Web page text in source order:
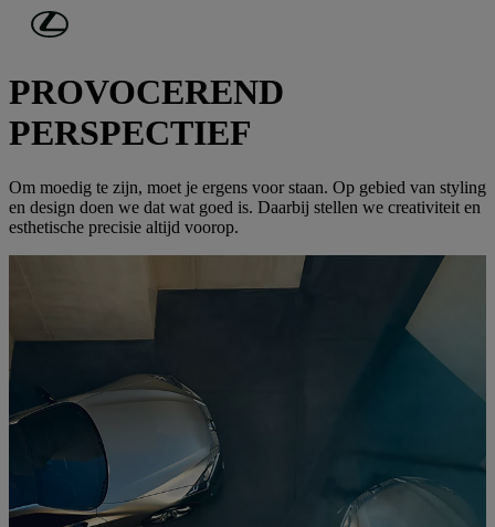
Ga naar de hoofdinhoud
ONTDEK LEXUS
PROVOCEREND
PERSPECTIEF
Om moedig te zijn, moet je ergens voor staan. Op gebied van styling
en design doen we dat wat goed is. Daarbij stellen we creativiteit en
esthetische precisie altijd voorop.